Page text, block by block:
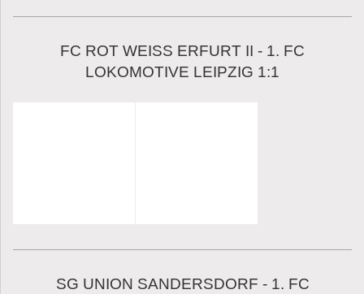
FC ROT WEISS ERFURT II - 1. FC
LOKOMOTIVE LEIPZIG 1:1
SG UNION SANDERSDORF - 1. FC